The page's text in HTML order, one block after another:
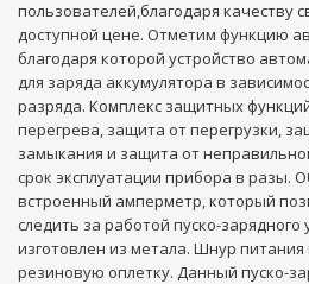
пользователей,благодаря качеству
доступной цене. Отметим функцию
благодаря которой устройство
для заряда аккумулятора в
разряда. Комплекс защитных
перегрева, защита от перегрузки,
замыкания и защита от
срок эксплуатации прибора в разы.
встроенный амперметр, который
следить за работой пуско-зарядного
изготовлен из метала. Шнур
резиновую оплетку. Данный пуско-